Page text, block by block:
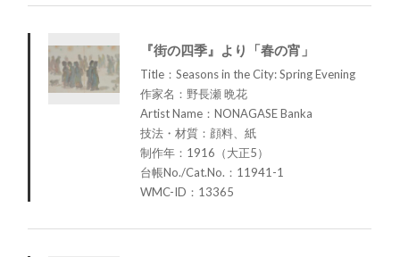
『街の四季』より「春の宵」
Title：Seasons in the City: Spring Evening
作家名：野長瀬 晩花
Artist Name：NONAGASE Banka
技法・材質：顔料、紙
制作年：1916（大正5）
台帳No./Cat.No.：11941-1
WMC-ID：13365